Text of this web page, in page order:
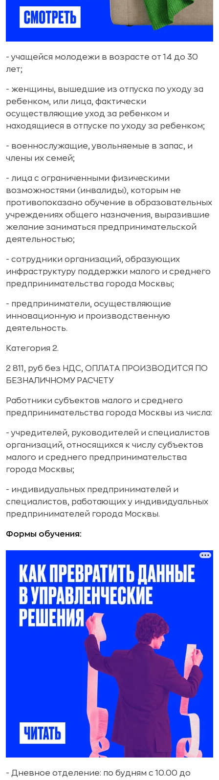
- учащейся молодежи в возрасте от 14 до 30
лет;
- женщины, вышедшие из отпуска по уходу за
ребенком, или лица, фактически
осуществляющие уход за ребенком и
находящиеся в отпуске по уходу за ребенком;
- военнослужащие, увольняемые в запас, и
члены их семей;
- лица с ограниченными физическими
возможностями (инвалиды), которым не
противопоказано обучение в образовательных
учреждениях общего назначения, выразившие
желание заниматься предпринимательской
деятельностью;
- сотрудники организаций, образующих
инфраструктуру поддержки малого и среднего
предпринимательства города Москвы;
- предприниматели, осуществляющие
инновационную и производственную
деятельность.
Категория 2.
2 811, руб без НДС, ОПЛАТА ПРОИЗВОДИТСЯ ПО
БЕЗНАЛИЧНОМУ РАСЧЕТУ
Работники субъектов малого и среднего
предпринимательства города Москвы из числа:
- учредителей, руководителей и специалистов
организаций, относящихся к числу субъектов
малого и среднего предпринимательства
города Москвы;
- индивидуальных предпринимателей и
специалистов, работающих у индивидуальных
предпринимателей города Москвы.
Формы обучения:
- Дневное отделение: по будням с 10.00 до